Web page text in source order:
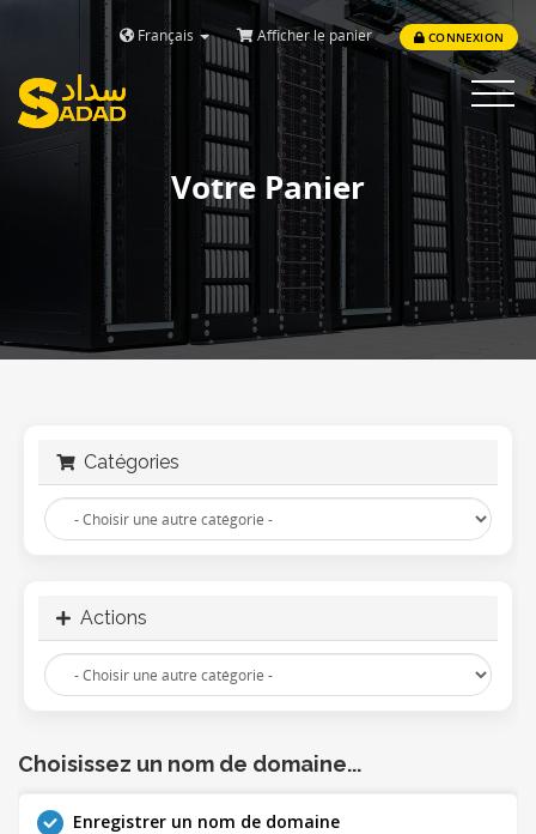
Français Afficher le panier CONNEXION
Toggle
Votre Panier
Catégories
Actions
Choisissez un nom de domaine...
Enregistrer un nom de domaine